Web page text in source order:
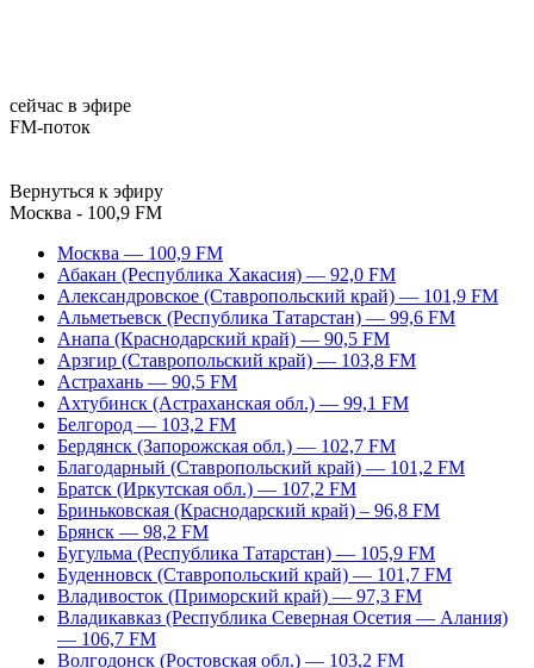
сейчас в эфире
FM-поток
Вернуться к эфиру
Москва - 100,9 FM
Москва — 100,9 FM
Абакан (Республика Хакасия) — 92,0 FM
Александровское (Ставропольский край) — 101,9 FM
Альметьевск (Республика Татарстан) — 99,6 FM
Анапа (Краснодарский край) — 90,5 FM
Арзгир (Ставропольский край) — 103,8 FM
Астрахань — 90,5 FM
Ахтубинск (Астраханская обл.) — 99,1 FM
Белгород — 103,2 FM
Бердянск (Запорожская обл.) — 102,7 FM
Благодарный (Ставропольский край) — 101,2 FM
Братск (Иркутская обл.) — 107,2 FM
Бриньковская (Краснодарский край) – 96,8 FM
Брянск — 98,2 FM
Бугульма (Республика Татарстан) — 105,9 FM
Буденновск (Ставропольский край) — 101,7 FM
Владивосток (Приморский край) — 97,3 FM
Владикавказ (Республика Северная Осетия — Алания)
— 106,7 FM
Волгодонск (Ростовская обл.) — 103,2 FM